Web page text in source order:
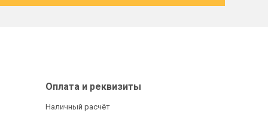
Оплата и реквизиты
Наличный расчёт